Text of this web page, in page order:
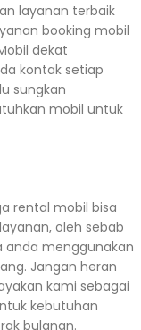
layanan terbaik
booking mobil
dekat
kontak setiap
sungkan
mobil untuk
rental mobil bisa
oleh sebab
anda menggunakan
Jangan heran
kami sebagai
kebutuhan
bulanan.